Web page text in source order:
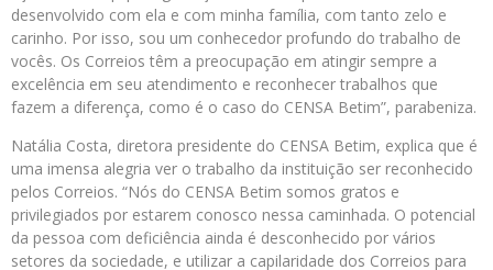
desenvolvido com ela e com minha família, com tanto zelo e
carinho. Por isso, sou um conhecedor profundo do trabalho de
vocês. Os Correios têm a preocupação em atingir sempre a
excelência em seu atendimento e reconhecer trabalhos que
fazem a diferença, como é o caso do CENSA Betim”, parabeniza.
Natália Costa, diretora presidente do CENSA Betim, explica que é
uma imensa alegria ver o trabalho da instituição ser reconhecido
pelos Correios. “Nós do CENSA Betim somos gratos e
privilegiados por estarem conosco nessa caminhada. O potencial
da pessoa com deficiência ainda é desconhecido por vários
setores da sociedade, e utilizar a capilaridade dos Correios para